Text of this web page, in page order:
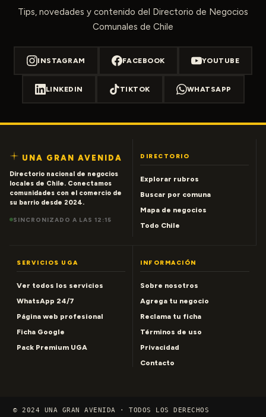
Tips, novedades y contenido del Directorio de Negocios
Comunales de Chile
INSTAGRAM FACEBOOK YOUTUBE
LINKEDIN TIKTOK WHATSAPP
UNA GRAN AVENIDA
Directorio nacional de negocios
locales de Chile. Conectamos
comunidades con el comercio de
su barrio desde 2024.
SINCRONIZADO A LAS 12:15
DIRECTORIO
Explorar rubros
Buscar por comuna
Mapa de negocios
Todo Chile
SERVICIOS UGA
Ver todos los servicios
WhatsApp 24/7
Página web profesional
Ficha Google
Pack Premium UGA
INFORMACIÓN
Sobre nosotros
Agrega tu negocio
Reclama tu ficha
Términos de uso
Privacidad
Contacto
© 2024 UNA GRAN AVENIDA · TODOS LOS DERECHOS